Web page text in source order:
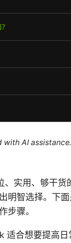
AI
实用、够干
明智选择。下
步骤。
适合想要提高